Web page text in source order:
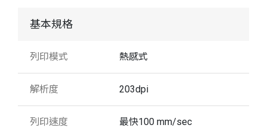
基本規格
列印模式 熱感式
解析度 203dpi
列印速度 最快100 mm/sec